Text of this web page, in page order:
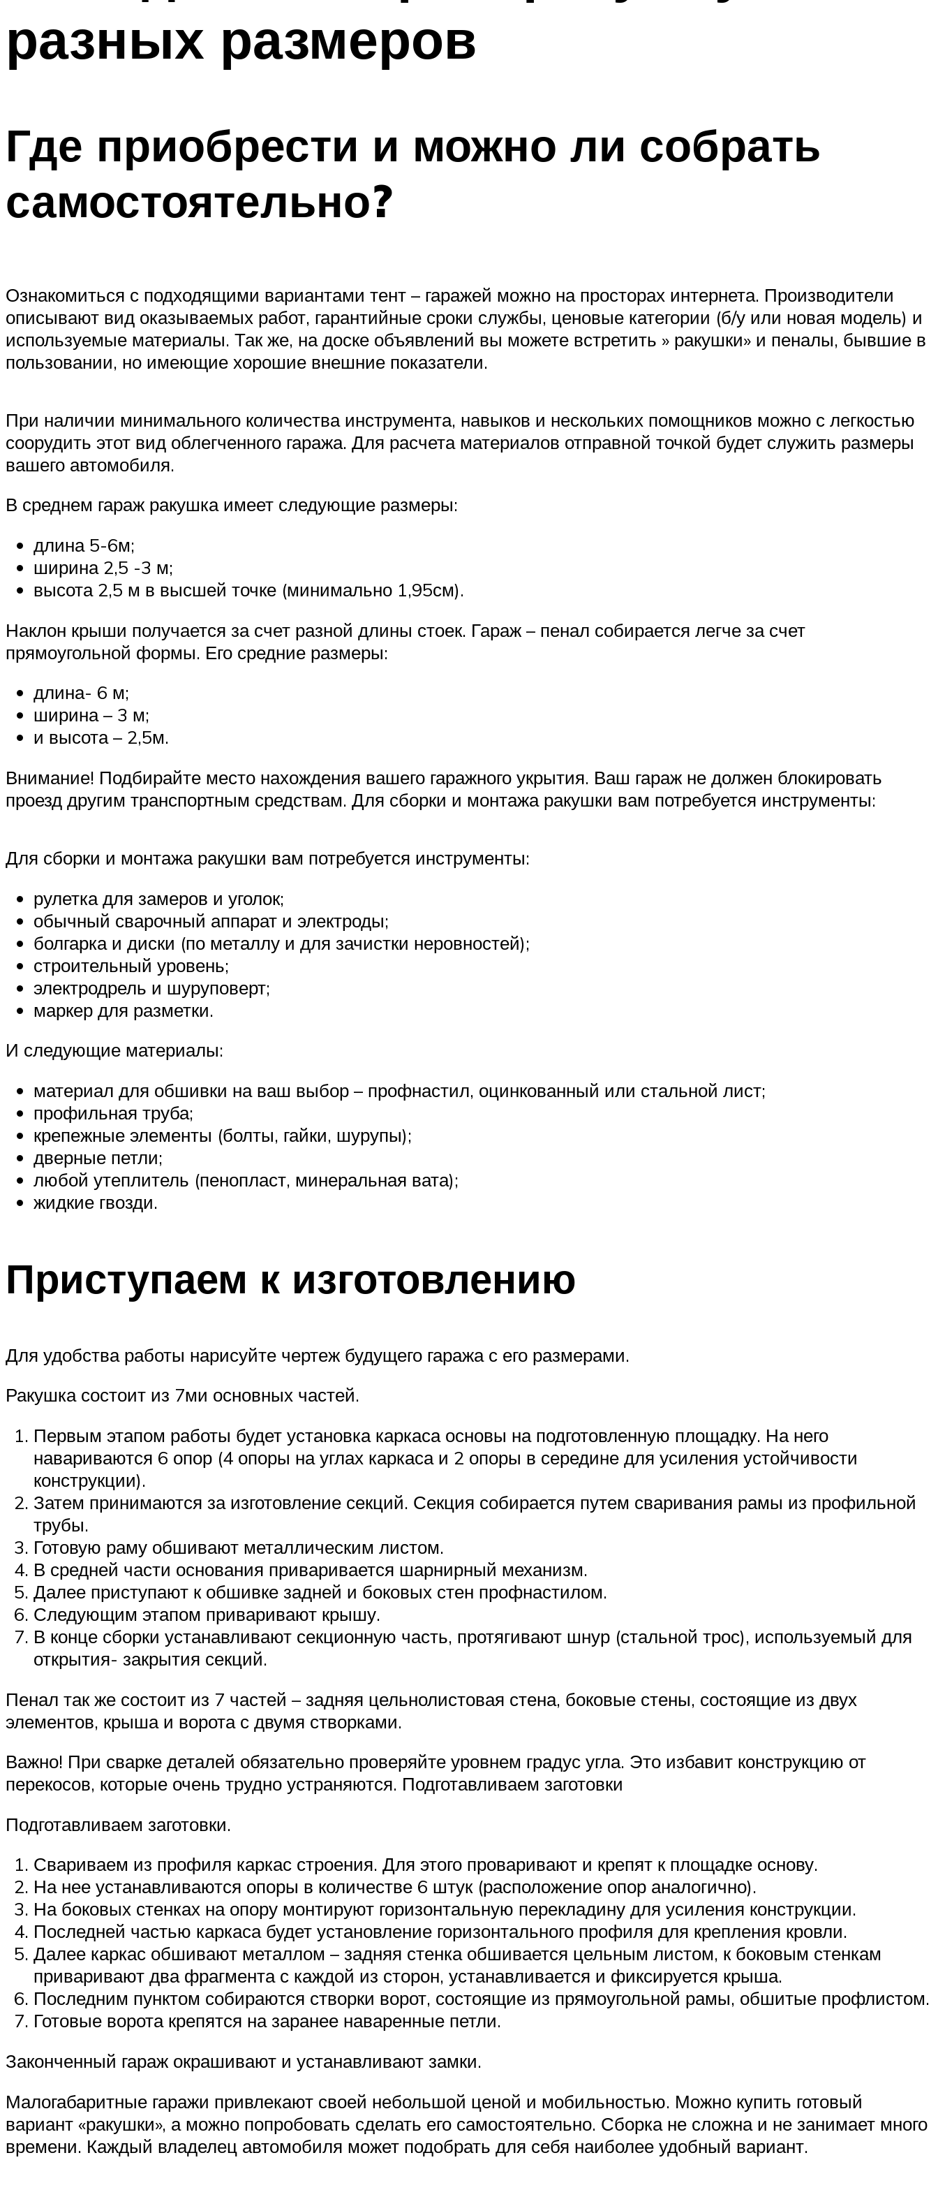
разных размеров
Где приобрести и можно ли собрать
самостоятельно?
Ознакомиться с подходящими вариантами тент – гаражей можно на просторах интернета. Производители
описывают вид оказываемых работ, гарантийные сроки службы, ценовые категории (б/у или новая модель) и
используемые материалы. Так же, на доске объявлений вы можете встретить » ракушки» и пеналы, бывшие в
пользовании, но имеющие хорошие внешние показатели.
При наличии минимального количества инструмента, навыков и нескольких помощников можно с легкостью
соорудить этот вид облегченного гаража. Для расчета материалов отправной точкой будет служить размеры
вашего автомобиля.
В среднем гараж ракушка имеет следующие размеры:
длина 5-6м;
ширина 2,5 -3 м;
высота 2,5 м в высшей точке (минимально 1,95см).
Наклон крыши получается за счет разной длины стоек. Гараж – пенал собирается легче за счет
прямоугольной формы. Его средние размеры:
длина- 6 м;
ширина – 3 м;
и высота – 2,5м.
Внимание! Подбирайте место нахождения вашего гаражного укрытия. Ваш гараж не должен блокировать
проезд другим транспортным средствам. Для сборки и монтажа ракушки вам потребуется инструменты:
Для сборки и монтажа ракушки вам потребуется инструменты:
рулетка для замеров и уголок;
обычный сварочный аппарат и электроды;
болгарка и диски (по металлу и для зачистки неровностей);
строительный уровень;
электродрель и шуруповерт;
маркер для разметки.
И следующие материалы:
материал для обшивки на ваш выбор – профнастил, оцинкованный или стальной лист;
профильная труба;
крепежные элементы (болты, гайки, шурупы);
дверные петли;
любой утеплитель (пенопласт, минеральная вата);
жидкие гвозди.
Приступаем к изготовлению
Для удобства работы нарисуйте чертеж будущего гаража с его размерами.
Ракушка состоит из 7ми основных частей.
Первым этапом работы будет установка каркаса основы на подготовленную площадку. На него
навариваются 6 опор (4 опоры на углах каркаса и 2 опоры в середине для усиления устойчивости
конструкции).
Затем принимаются за изготовление секций. Секция собирается путем сваривания рамы из профильной
трубы.
Готовую раму обшивают металлическим листом.
В средней части основания приваривается шарнирный механизм.
Далее приступают к обшивке задней и боковых стен профнастилом.
Следующим этапом приваривают крышу.
В конце сборки устанавливают секционную часть, протягивают шнур (стальной трос), используемый для
открытия- закрытия секций.
Пенал так же состоит из 7 частей – задняя цельнолистовая стена, боковые стены, состоящие из двух
элементов, крыша и ворота с двумя створками.
Важно! При сварке деталей обязательно проверяйте уровнем градус угла. Это избавит конструкцию от
перекосов, которые очень трудно устраняются. Подготавливаем заготовки
Подготавливаем заготовки.
Свариваем из профиля каркас строения. Для этого проваривают и крепят к площадке основу.
На нее устанавливаются опоры в количестве 6 штук (расположение опор аналогично).
На боковых стенках на опору монтируют горизонтальную перекладину для усиления конструкции.
Последней частью каркаса будет установление горизонтального профиля для крепления кровли.
Далее каркас обшивают металлом – задняя стенка обшивается цельным листом, к боковым стенкам
приваривают два фрагмента с каждой из сторон, устанавливается и фиксируется крыша.
Последним пунктом собираются створки ворот, состоящие из прямоугольной рамы, обшитые профлистом.
Готовые ворота крепятся на заранее наваренные петли.
Законченный гараж окрашивают и устанавливают замки.
Малогабаритные гаражи привлекают своей небольшой ценой и мобильностью. Можно купить готовый
вариант «ракушки», а можно попробовать сделать его самостоятельно. Сборка не сложна и не занимает много
времени. Каждый владелец автомобиля может подобрать для себя наиболее удобный вариант.